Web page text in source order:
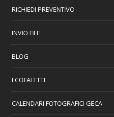
RICHIEDI PREVENTIVO
INVIO FILE
BLOG
I COFALETTI
CALENDARI FOTOGRAFICI GECA